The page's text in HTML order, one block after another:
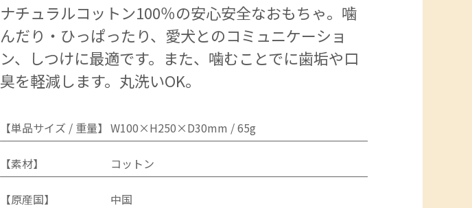
ナチュラルコットン100％の安心安全なおもちゃ。噛
んだり・ひっぱったり、愛犬とのコミュニケーショ
ン、しつけに最適です。また、噛むことでに歯垢や口
臭を軽減します。丸洗いOK。
【単品サイズ / 重量】 W100×H250×D30mm / 65g
【素材】 コットン
【原産国】 中国